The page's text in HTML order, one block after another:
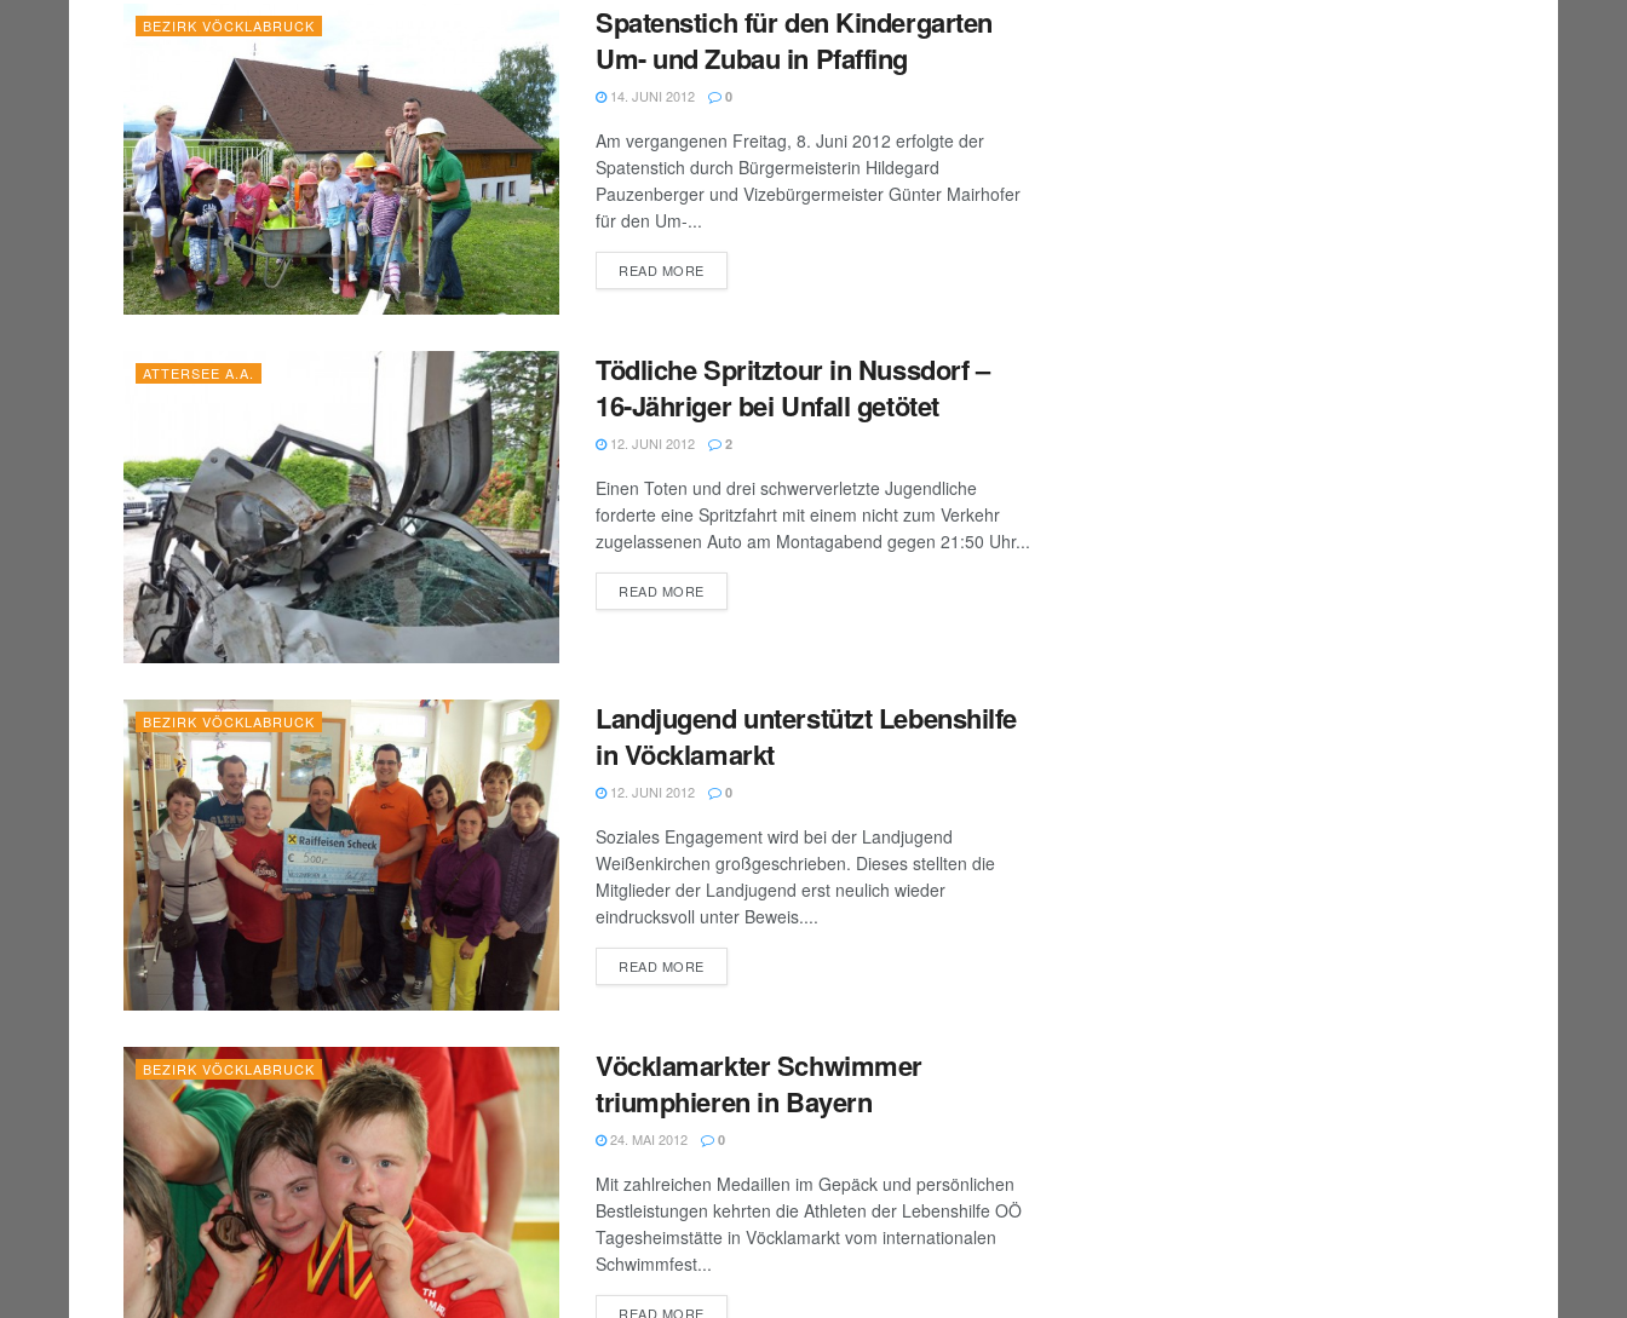
BEZIRK VÖCKLABRUCK
Spatenstich für den Kindergarten
Um- und Zubau in Pfaffing
14. JUNI 2012 0
Am vergangenen Freitag, 8. Juni 2012 erfolgte der
Spatenstich durch Bürgermeisterin Hildegard
Pauzenberger und Vizebürgermeister Günter Mairhofer
für den Um-...
READ MOREDETAILS
ATTERSEE A.A.
Tödliche Spritztour in Nussdorf –
16-Jähriger bei Unfall getötet
12. JUNI 2012 2
Einen Toten und drei schwerverletzte Jugendliche
forderte eine Spritzfahrt mit einem nicht zum Verkehr
zugelassenen Auto am Montagabend gegen 21:50 Uhr...
READ MOREDETAILS
BEZIRK VÖCKLABRUCK
Landjugend unterstützt Lebenshilfe
in Vöcklamarkt
12. JUNI 2012 0
Soziales Engagement wird bei der Landjugend
Weißenkirchen großgeschrieben. Dieses stellten die
Mitglieder der Landjugend erst neulich wieder
eindrucksvoll unter Beweis....
READ MOREDETAILS
BEZIRK VÖCKLABRUCK
Vöcklamarkter Schwimmer
triumphieren in Bayern
24. MAI 2012 0
Mit zahlreichen Medaillen im Gepäck und persönlichen
Bestleistungen kehrten die Athleten der Lebenshilfe OÖ
Tagesheimstätte in Vöcklamarkt vom internationalen
Schwimmfest...
READ MOREDETAILS